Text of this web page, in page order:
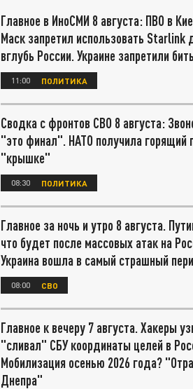
Главное в ИноСМИ 8 августа: ПВО в
Маск запретил использовать Starlink
вглубь России. Украине запретили
11:00 ПОЛИТИКА
Сводка с фронтов СВО 8 августа:
"это финал". НАТО получила горящий
"крышке"
08:30 ПОЛИТИКА
Главное за ночь и утро 8 августа.
что будет после массовых атак на
Украина вошла в самый страшный
08:00 СВО
Главное к вечеру 7 августа. Хакеры
"сливал" СБУ координаты целей в
Мобилизация осенью 2026 года?
Днепра"